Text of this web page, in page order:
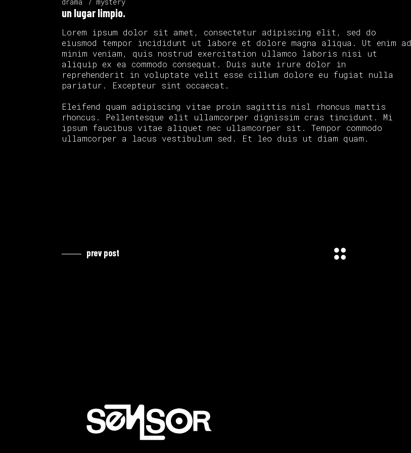
un lugar limpio.
Lorem ipsum dolor sit amet, consectetur adipiscing elit, sed do
eiusmod tempor incididunt ut labore et dolore magna aliqua. Ut enim ad
minim veniam, quis nostrud exercitation ullamco laboris nisi ut
aliquip ex ea commodo consequat. Duis aute irure dolor in
reprehenderit in voluptate velit esse cillum dolore eu fugiat nulla
pariatur. Excepteur sint occaecat.
Eleifend quam adipiscing vitae proin sagittis nisl rhoncus mattis
rhoncus. Pellentesque elit ullamcorper dignissim cras tincidunt. Mi
ipsum faucibus vitae aliquet nec ullamcorper sit. Tempor commodo
ullamcorper a lacus vestibulum sed. Et leo duis ut diam quam.
prev post